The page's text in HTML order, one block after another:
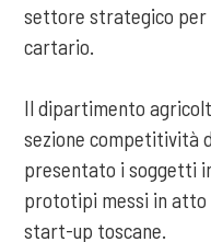
settore strategico per
cartario.
Il dipartimento
sezione competitività
presentato i soggetti
prototipi messi in atto
start-up toscane.